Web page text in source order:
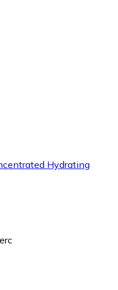
Hydrating